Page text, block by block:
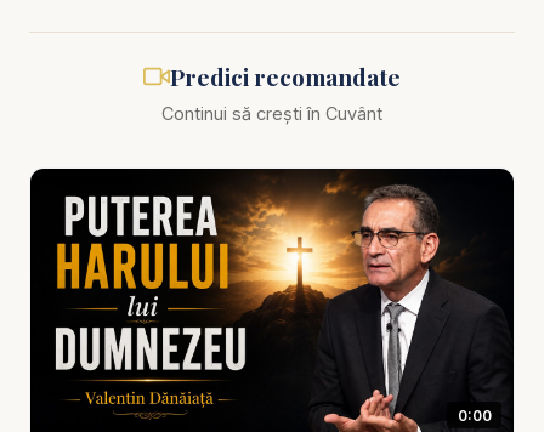
Biblia zilnică: Ascultă Biblia într-un an pe
din vremea sfârșitului - predici creștine
Europa nu este doar un continent cu istorie,
cultură, economie, politică și influență globală. Din
perspectivă biblică, Europa devine și un spațiu
simbolic al frământărilor profetice, al puterilor care
se ridică, se reorganizează, se aliază și încearcă
să-și impună direcția asupra lumii.
Predici recomandate
Continui să crești în Cuvânt
0:00